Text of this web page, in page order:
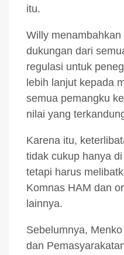
itu.
Willy
dukungan dari
regulasi untuk
lebih lanjut kepada
semua pemangku
nilai yang
Karena itu,
tidak cukup hanya
tetapi harus
Komnas HAM dan
lainnya.
Sebelumnya,
dan